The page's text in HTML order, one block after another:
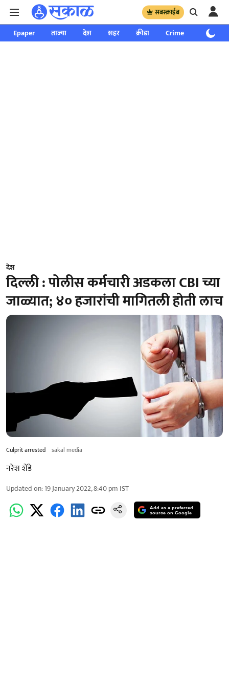
सबस्क्राईब
Epaper ताज्या देश शहर क्रीडा Crime साप्ताहिक
देश
दिल्ली : पोलीस कर्मचारी अडकला CBI च्या
जाळ्यात; ४० हजारांची मागितली होती लाच
Culprit arrested sakal media
नरेश शेंडे
Updated on:19 January 2022, 8:40 pm IST
Add as a preferred
source on Google